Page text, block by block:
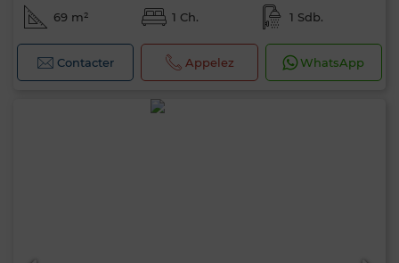
69 m² 1 Ch. 1 Sdb.
Contacter Appelez WhatsApp